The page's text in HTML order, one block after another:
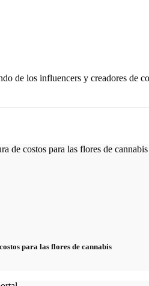
de los influencers y creadores de
para las flores de cannabis